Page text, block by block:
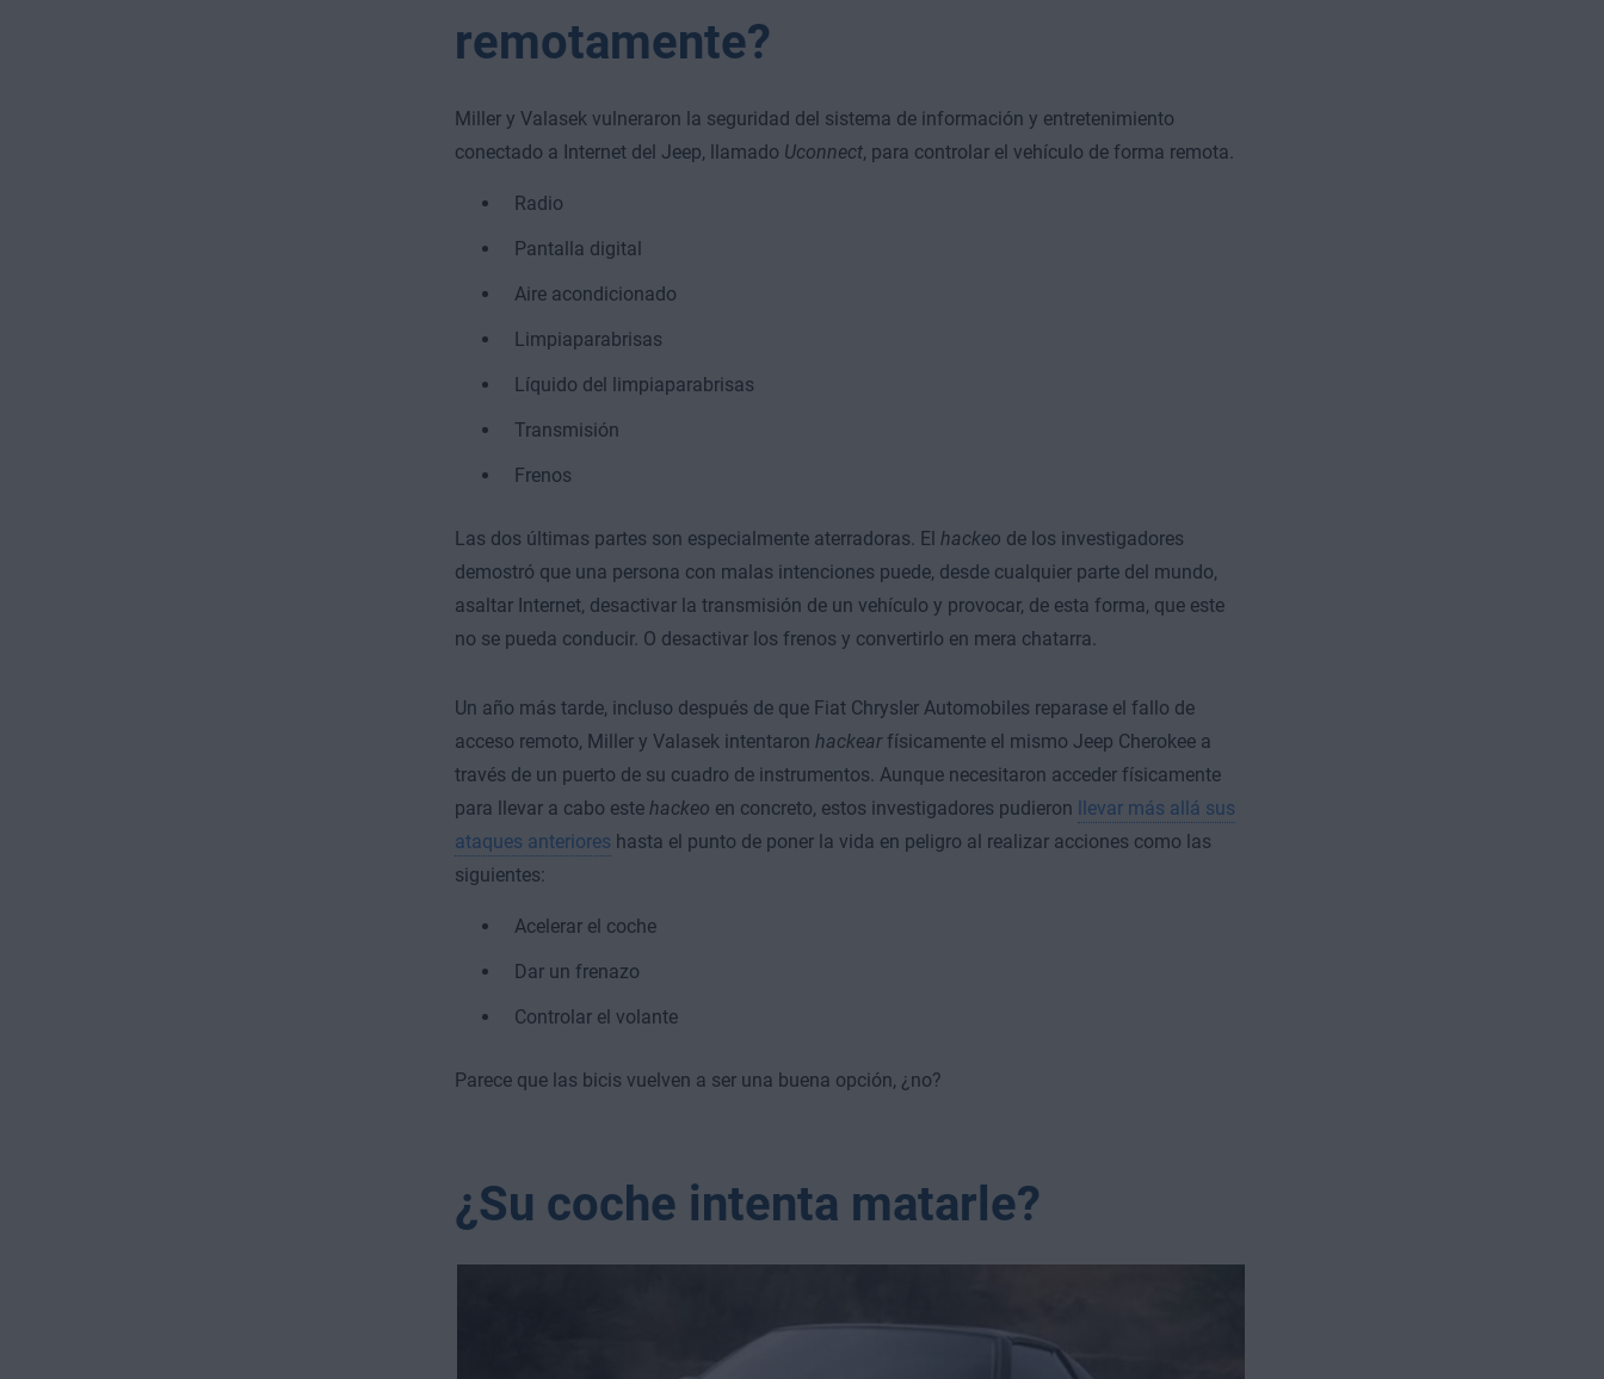
remotamente?
Miller y Valasek vulneraron la seguridad del sistema de información y entretenimiento
conectado a Internet del Jeep, llamado Uconnect, para controlar el vehículo de forma remota.
Radio
Pantalla digital
Aire acondicionado
Limpiaparabrisas
Líquido del limpiaparabrisas
Transmisión
Frenos
Las dos últimas partes son especialmente aterradoras. El hackeo de los investigadores
demostró que una persona con malas intenciones puede, desde cualquier parte del mundo,
asaltar Internet, desactivar la transmisión de un vehículo y provocar, de esta forma, que este
no se pueda conducir. O desactivar los frenos y convertirlo en mera chatarra.
Un año más tarde, incluso después de que Fiat Chrysler Automobiles reparase el fallo de
acceso remoto, Miller y Valasek intentaron hackearfísicamente el mismo Jeep Cherokee a
través de un puerto de su cuadro de instrumentos. Aunque necesitaron acceder físicamente
para llevar a cabo este hackeo en concreto, estos investigadores pudieron llevar más allá sus
ataques anteriores hasta el punto de poner la vida en peligro al realizar acciones como las
siguientes:
Acelerar el coche
Dar un frenazo
Controlar el volante
Parece que las bicis vuelven a ser una buena opción, ¿no?
¿Su coche intenta matarle?